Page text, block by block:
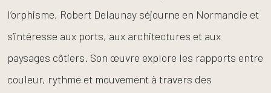
l’orphisme, Robert Delaunay séjourne en Normandie et
s’intéresse aux ports, aux architectures et aux
paysages côtiers. Son œuvre explore les rapports entre
couleur, rythme et mouvement à travers des